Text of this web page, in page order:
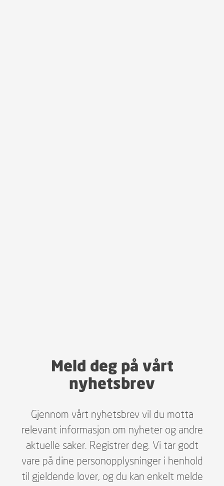
Meld deg på vårt
nyhetsbrev
Gjennom vårt nyhetsbrev vil du motta
relevant informasjon om nyheter og andre
aktuelle saker. Registrer deg. Vi tar godt
vare på dine personopplysninger i henhold
til gjeldende lover, og du kan enkelt melde